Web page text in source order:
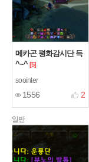
메카곤 평화감시단 득
^~^ [5]
soointer
1556 2
일반